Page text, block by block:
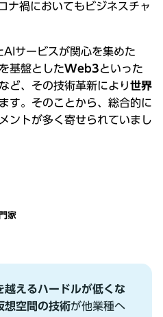
ナ禍においてもビジネスチャ
AIサービスが関⼼を集めた
基盤としたWeb3といった
ど、その技術⾰新により世界
す。そのことから、総合的に
ントが多く寄せられていまし
家
越えるハードルが低くな
想空間の技術が他業種へ